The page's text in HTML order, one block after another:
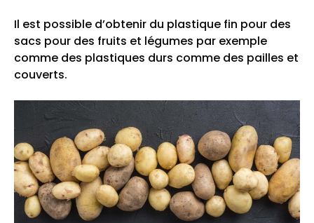
Il est possible d’obtenir du plastique fin pour des
sacs pour des fruits et légumes par exemple
comme des plastiques durs comme des pailles et
couverts.